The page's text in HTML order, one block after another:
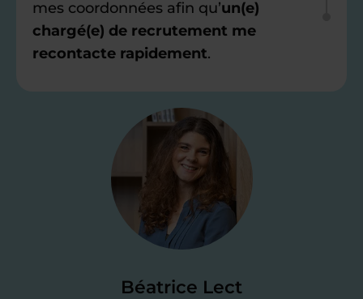
Béatrice Lect
mes coordonnées afin qu’un(e)
chargé(e) de recrutement me
recontacte rapidement.
Je valide ma
candidature
test de 15 minutes
des programmes scolaires(et pouvoir